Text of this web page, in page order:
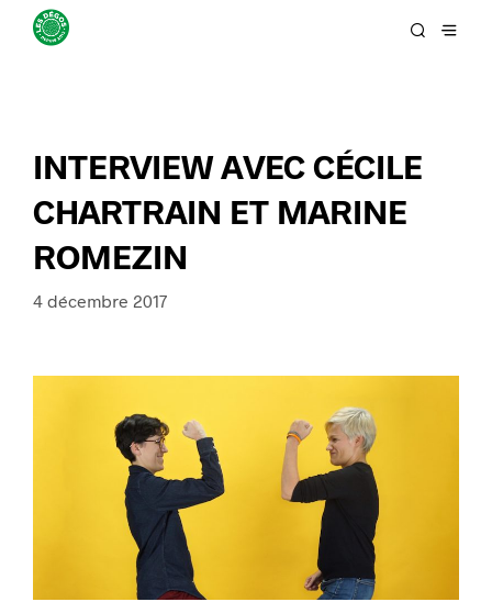
INTERVIEW AVEC CÉCILE
CHARTRAIN ET MARINE
ROMEZIN
4 décembre 2017